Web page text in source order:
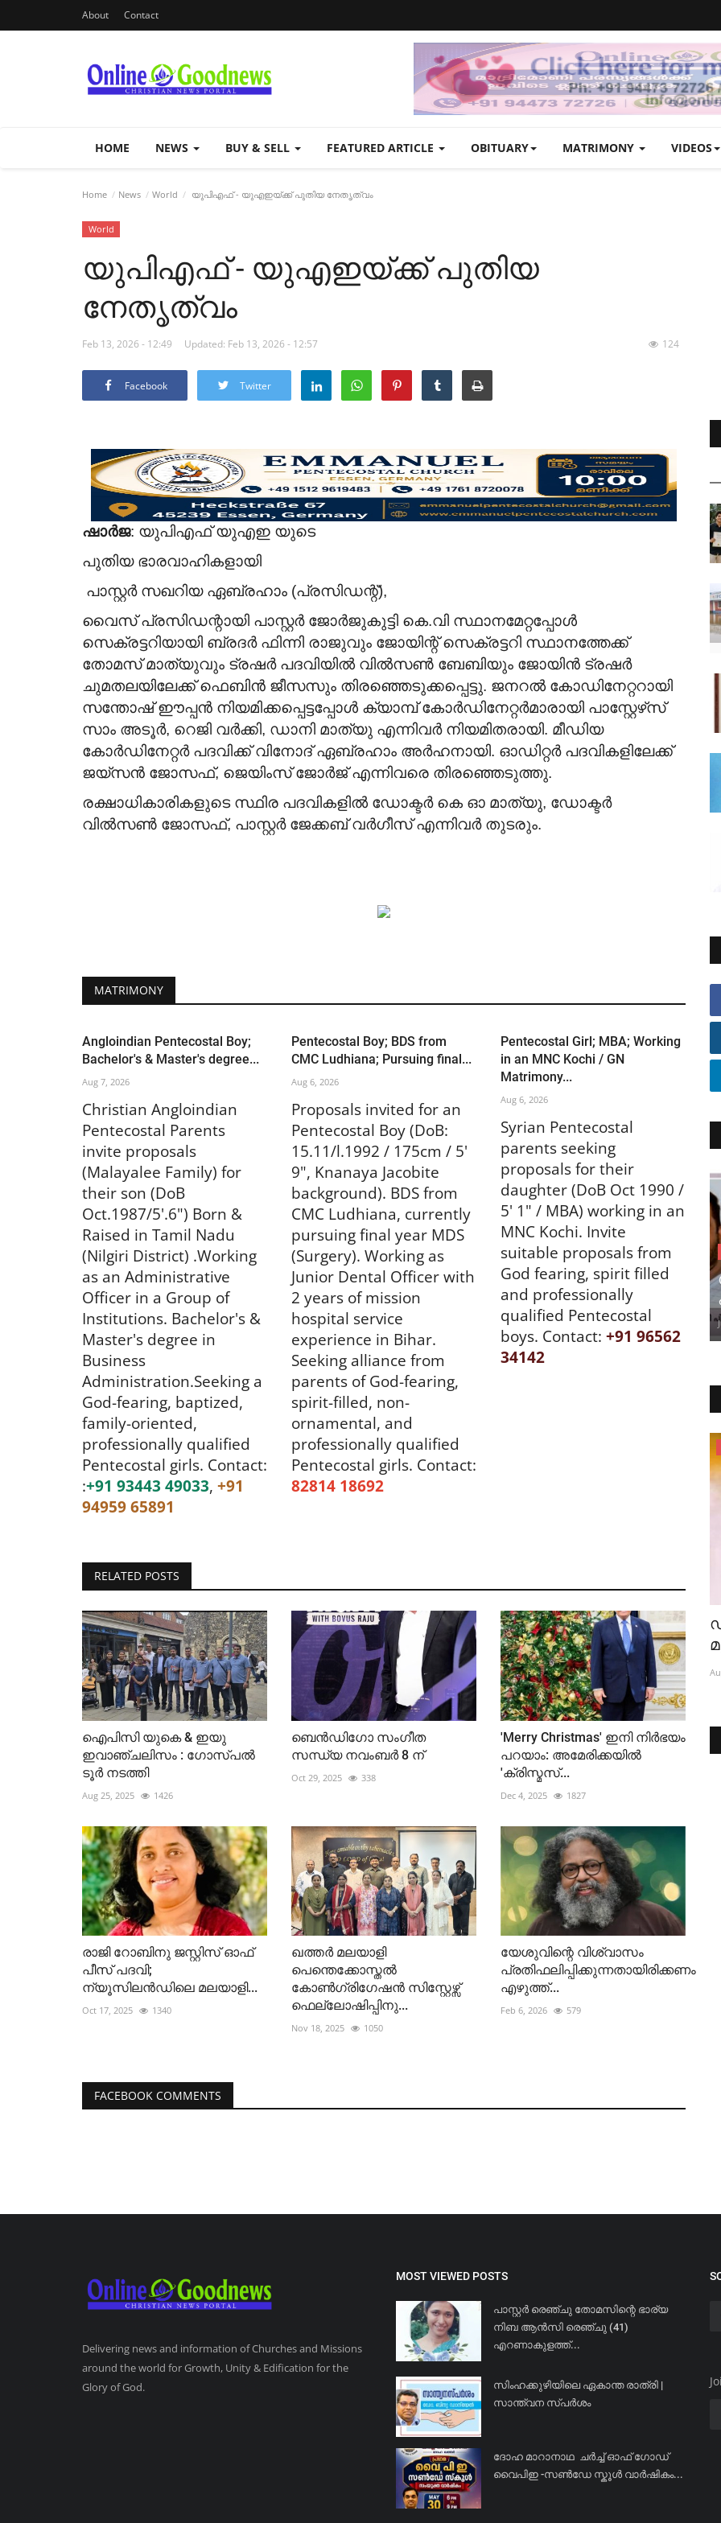
About Contact
HOME NEWS BUY & SELL FEATURED ARTICLE OBITUARY MATRIMONY VIDEOS
Home News World യുപിഎഫ് - യുഎഇയ്ക്ക് പുതിയ നേതൃത്വം
World
യുപിഎഫ് - യുഎഇയ്ക്ക് പുതിയ
നേതൃത്വം
Feb 13, 2026 - 12:49 Updated: Feb 13, 2026 - 12:57 124
Facebook Twitter
ഷാർജ: യുപിഎഫ് യുഎഇ യുടെ
പുതിയ ഭാരവാഹികളായി
പാസ്റ്റർ സഖറിയ ഏബ്രഹാം (പ്രസിഡന്റ്‌),
വൈസ് പ്രസിഡന്റായി പാസ്റ്റർ ജോർജുകുട്ടി കെ.വി സ്ഥാനമേറ്റപ്പോൾ
സെക്രട്ടറിയായി ബ്രദർ ഫിന്നി രാജുവും ജോയിന്റ് സെക്രട്ടറി സ്ഥാനത്തേക്ക്
തോമസ് മാത്യുവും ട്രഷർ പദവിയിൽ വിൽസൺ ബേബിയും ജോയിൻ ട്രഷർ
ചുമതലയിലേക്ക് ഫെബിൻ ജീസസും തിരഞ്ഞെടുക്കപ്പെട്ടു. ജനറൽ കോഡിനേറ്ററായി
സന്തോഷ് ഈപ്പൻ നിയമിക്കപ്പെട്ടപ്പോൾ ക്യാമ്പ് കോർഡിനേറ്റർമാരായി പാസ്റ്റേഴ്‌സ്
സാം അടൂർ, റെജി വർക്കി, ഡാനി മാത്യു എന്നിവർ നിയമിതരായി. മീഡിയ
കോർഡിനേറ്റർ പദവിക്ക് വിനോദ് ഏബ്രഹാം അർഹനായി. ഓഡിറ്റർ പദവികളിലേക്ക്
ജയ്സൻ ജോസഫ്, ജെയിംസ് ജോർജ് എന്നിവരെ തിരഞ്ഞെടുത്തു.
രക്ഷാധികാരികളുടെ സ്ഥിര പദവികളിൽ ഡോക്ടർ കെ ഓ മാത്യു, ഡോക്ടർ
വിൽസൺ ജോസഫ്, പാസ്റ്റർ ജേക്കബ് വർഗീസ് എന്നിവർ തുടരും.
MATRIMONY
Angloindian Pentecostal Boy;
Bachelor's & Master's degree...
Aug 7, 2026
Christian Angloindian
Pentecostal Parents
invite proposals
(Malayalee Family) for
their son (DoB
Oct.1987/5'.6") Born &
Raised in Tamil Nadu
(Nilgiri District) .Working
as an Administrative
Officer in a Group of
Institutions. Bachelor's &
Master's degree in
Business
Administration.Seeking a
God-fearing, baptized,
family-oriented,
professionally qualified
Pentecostal girls. Contact:
:+91 93443 49033, +91
94959 65891
Pentecostal Boy; BDS from
CMC Ludhiana; Pursuing final...
Aug 6, 2026
Proposals invited for an
Pentecostal Boy (DoB:
15.11/l.1992 / 175cm / 5'
9", Knanaya Jacobite
background). BDS from
CMC Ludhiana, currently
pursuing final year MDS
(Surgery). Working as
Junior Dental Officer with
2 years of mission
hospital service
experience in Bihar.
Seeking alliance from
parents of God-fearing,
spirit-filled, non-
ornamental, and
professionally qualified
Pentecostal girls. Contact:
82814 18692
Pentecostal Girl; MBA; Working
in an MNC Kochi / GN
Matrimony...
Aug 6, 2026
Syrian Pentecostal
parents seeking
proposals for their
daughter (DoB Oct 1990 /
5' 1" / MBA) working in an
MNC Kochi. Invite
suitable proposals from
God fearing, spirit filled
and professionally
qualified Pentecostal
boys. Contact: +91 96562
34142
RELATED POSTS
ഐപിസി യുകെ & ഇയു
ഇവാഞ്ചലിസം : ഗോസ്പൽ
ടൂർ നടത്തി
Aug 25, 2025 1426
ബെൻഡിഗോ സംഗീത
സന്ധ്യ നവംബർ 8 ന്
Oct 29, 2025 338
'Merry Christmas' ഇനി നിർഭയം
പറയാം: അമേരിക്കയിൽ
'ക്രിസ്മസ്...
Dec 4, 2025 1827
രാജി റോബിനു ജസ്റ്റിസ് ഓഫ്
പീസ് പദവി;
ന്യൂസിലൻഡിലെ മലയാളി...
Oct 17, 2025 1340
ഖത്തർ മലയാളി
പെന്തെക്കോസ്തൽ
കോൺഗ്രിഗേഷൻ സിസ്റ്റേഴ്സ്
ഫെല്ലോഷിപ്പിനു...
Nov 18, 2025 1050
യേശുവിന്റെ വിശ്വാസം
പ്രതിഫലിപ്പിക്കുന്നതായിരിക്കണം
എഴുത്ത്...
Feb 6, 2026 579
FACEBOOK COMMENTS
Featured Article
അയക്കപ്പെട്ടവരുടെ ശ്രദ്ധയ്ക്ക് !
Jul 31, 2026 14141
News
ഖത്തറിലേയ്ക്ക് ആവശ്യമുണ്ട്
Aug 6, 2026 667
Delivering news and information of Churches and Missions
around the world for Growth, Unity & Edification for the
Glory of God.
MOST VIEWED POSTS
പാസ്റ്റർ രെഞ്ചു തോമസിന്റെ ഭാര്യ
നിബ ആൻസി രെഞ്ചു (41)
എറണാകുളത്ത്...
സിംഹക്കുഴിയിലെ ഏകാന്ത രാത്രി |
സാന്ത്വന സ്പർശം
ദോഹ മാറാനാഥ ചർച്ച് ഓഫ് ഗോഡ്
വൈപിഇ -സൺഡേ സ്കൂൾ വാർഷികം...